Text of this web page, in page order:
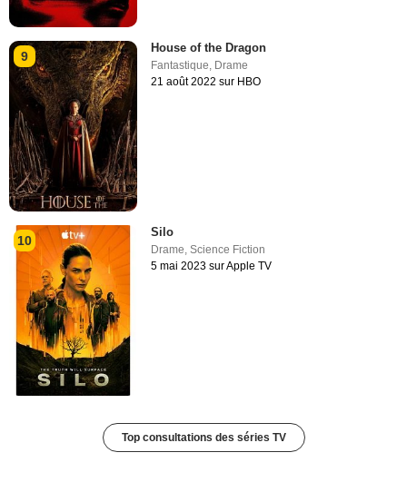
9
House of the Dragon
Fantastique, Drame
21 août 2022 sur HBO
10
Silo
Drame,Science Fiction
5 mai 2023 sur Apple TV
Top consultations des séries TV